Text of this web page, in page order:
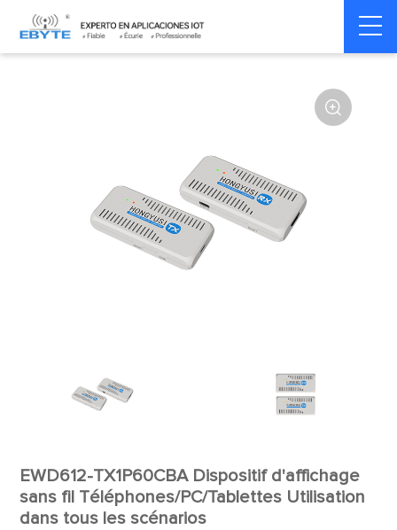
Home > Module > Transmission Vidéo

EWD612-TX1P60CBA Dispositif d'affichage
sans fil Téléphones/PC/Tablettes Utilisation
dans tous les scénarios